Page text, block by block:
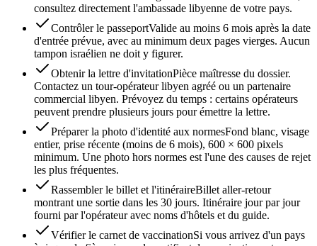
consultez directement l'ambassade libyenne de votre pays.
Contrôler le passeportValide au moins 6 mois après la date
d'entrée prévue, avec au minimum deux pages vierges. Aucun
tampon israélien ne doit y figurer.
Obtenir la lettre d'invitationPièce maîtresse du dossier.
Contactez un tour-opérateur libyen agréé ou un partenaire
commercial libyen. Prévoyez du temps : certains opérateurs
peuvent prendre plusieurs jours pour émettre la lettre.
Préparer la photo d'identité aux normesFond blanc, visage
entier, prise récente (moins de 6 mois), 600 × 600 pixels
minimum. Une photo hors normes est l'une des causes de rejet
les plus fréquentes.
Rassembler le billet et l'itinéraireBillet aller-retour
montrant une sortie dans les 30 jours. Itinéraire jour par jour
fourni par l'opérateur avec noms d'hôtels et du guide.
Vérifier le carnet de vaccinationSi vous arrivez d'un pays